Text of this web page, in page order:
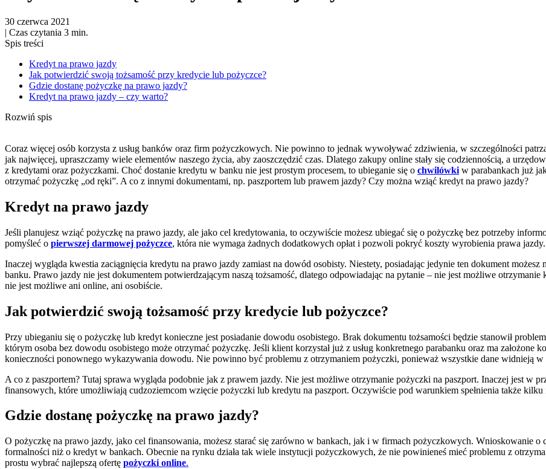
30 czerwca 2021
| Czas czytania 3 min.
Spis treści
Kredyt na prawo jazdy
Jak potwierdzić swoją tożsamość przy kredycie lub pożyczce?
Gdzie dostanę pożyczkę na prawo jazdy?
Kredyt na prawo jazdy – czy warto?
Rozwiń spis
Coraz więcej osób korzysta z usług banków oraz firm pożyczkowych. Nie powinno to jednak wywoływać zdziwienia, w szczególności
jak najwięcej, upraszczamy wiele elementów naszego życia, aby zaoszczędzić czas. Dlatego zakupy online stały się codziennością, a
z kredytami oraz pożyczkami. Choć dostanie kredytu w banku nie jest prostym procesem, to ubieganie się o chwilówki w parabankach już
otrzymać pożyczkę „od ręki”. A co z innymi dokumentami, np. paszportem lub prawem jazdy? Czy można wziąć kredyt na prawo jazdy?
Kredyt na prawo jazdy
Jeśli planujesz wziąć pożyczkę na prawo jazdy, ale jako cel kredytowania, to oczywiście możesz ubiegać się o pożyczkę bez potrzeby
pomyśleć o pierwszej darmowej pożyczce, która nie wymaga żadnych dodatkowych opłat i pozwoli pokryć koszty wyrobienia prawa jazdy.
Inaczej wygląda kwestia zaciągnięcia kredytu na prawo jazdy zamiast na dowód osobisty. Niestety, posiadając jedynie ten dokument
banku. Prawo jazdy nie jest dokumentem potwierdzającym naszą tożsamość, dlatego odpowiadając na pytanie – nie jest możliwe
nie jest możliwe ani online, ani osobiście.
Jak potwierdzić swoją tożsamość przy kredycie lub pożyczce?
Przy ubieganiu się o pożyczkę lub kredyt konieczne jest posiadanie dowodu osobistego. Brak dokumentu tożsamości będzie stanowił
którym osoba bez dowodu osobistego może otrzymać pożyczkę. Jeśli klient korzystał już z usług konkretnego parabanku oraz ma
konieczności ponownego wykazywania dowodu. Nie powinno być problemu z otrzymaniem pożyczki, ponieważ wszystkie dane widnieją w
A co z paszportem? Tutaj sprawa wygląda podobnie jak z prawem jazdy. Nie jest możliwe otrzymanie pożyczki na paszport. Inaczej jest w
finansowych, które umożliwiają cudzoziemcom wzięcie pożyczki lub kredytu na paszport. Oczywiście pod warunkiem spełnienia także
Gdzie dostanę pożyczkę na prawo jazdy?
O pożyczkę na prawo jazdy, jako cel finansowania, możesz starać się zarówno w bankach, jak i w firmach pożyczkowych. Wnioskowanie
formalności niż o kredyt w bankach. Obecnie na rynku działa tak wiele instytucji pożyczkowych, że nie powinieneś mieć problemu z
prostu wybrać najlepszą ofertę pożyczki online.